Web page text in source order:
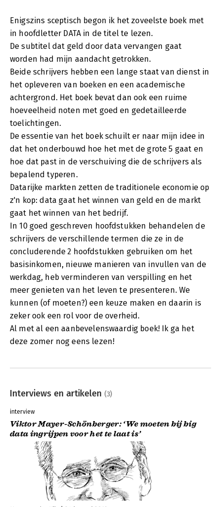
Enigszins sceptisch begon ik het zoveelste boek met
in hoofdletter DATA in de titel te lezen.
De subtitel dat geld door data vervangen gaat
worden had mijn aandacht getrokken.
Beide schrijvers hebben een lange staat van dienst in
het opleveren van boeken en een academische
achtergrond. Het boek bevat dan ook een ruime
hoeveelheid noten met goed en gedetailleerde
toelichtingen.
De essentie van het boek schuilt er naar mijn idee in
dat het onderbouwd hoe het met de grote 5 gaat en
hoe dat past in de verschuiving die de schrijvers als
bepalend typeren.
Datarijke markten zetten de traditionele economie op
z'n kop: data gaat het winnen van geld en de markt
gaat het winnen van het bedrijf.
In 10 goed geschreven hoofdstukken behandelen de
schrijvers de verschillende termen die ze in de
concluderende 2 hoofdstukken gebruiken om het
basisinkomen, nieuwe manieren van invullen van de
werkdag, heb verminderen van verspilling en het
meer genieten van het leven te presenteren. We
kunnen (of moeten?) een keuze maken en daarin is
zeker ook een rol voor de overheid.
Al met al een aanbevelenswaardig boek! Ik ga het
deze zomer nog eens lezen!
Interviews en artikelen (3)
interview
Viktor Mayer-Schönberger: ‘We moeten bij big
data ingrijpen voor het te laat is’